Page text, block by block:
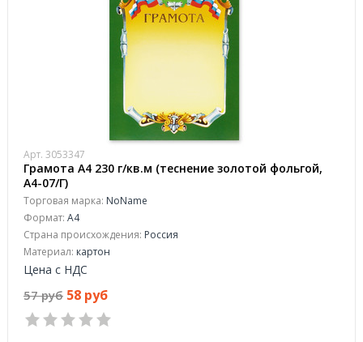
Арт. 3053347
Грамота А4 230 г/кв.м (теснение золотой фольгой,
А4-07/Г)
Торговая марка: NoName
Формат: A4
Страна происхождения: Россия
Материал: картон
Цена с НДС
57 руб 58 руб